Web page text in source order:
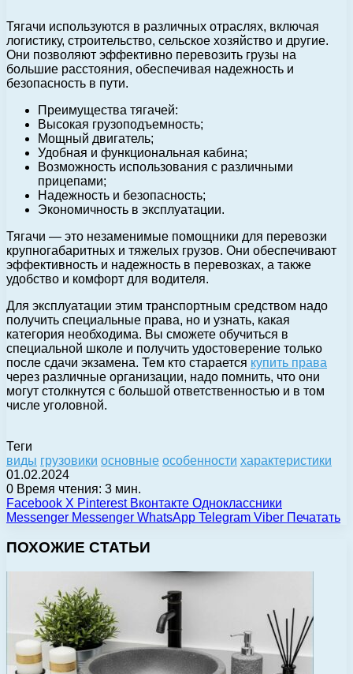
Тягачи используются в различных отраслях, включая
логистику, строительство, сельское хозяйство и другие.
Они позволяют эффективно перевозить грузы на
большие расстояния, обеспечивая надежность и
безопасность в пути.
Преимущества тягачей:
Высокая грузоподъемность;
Мощный двигатель;
Удобная и функциональная кабина;
Возможность использования с различными
прицепами;
Надежность и безопасность;
Экономичность в эксплуатации.
Тягачи — это незаменимые помощники для перевозки
крупногабаритных и тяжелых грузов. Они обеспечивают
эффективность и надежность в перевозках, а также
удобство и комфорт для водителя.
Для эксплуатации этим транспортным средством надо
получить специальные права, но и узнать, какая
категория необходима. Вы сможете обучиться в
специальной школе и получить удостоверение только
после сдачи экзамена. Тем кто старается купить права
через различные организации, надо помнить, что они
могут столкнутся с большой ответственностью и в том
числе уголовной.
Теги
виды грузовики основные особенности характеристики
01.02.2024
0 Время чтения: 3 мин.
Facebook X Pinterest Вконтакте Одноклассники
Messenger Messenger WhatsApp Telegram Viber Печатать
ПОХОЖИЕ СТАТЬИ